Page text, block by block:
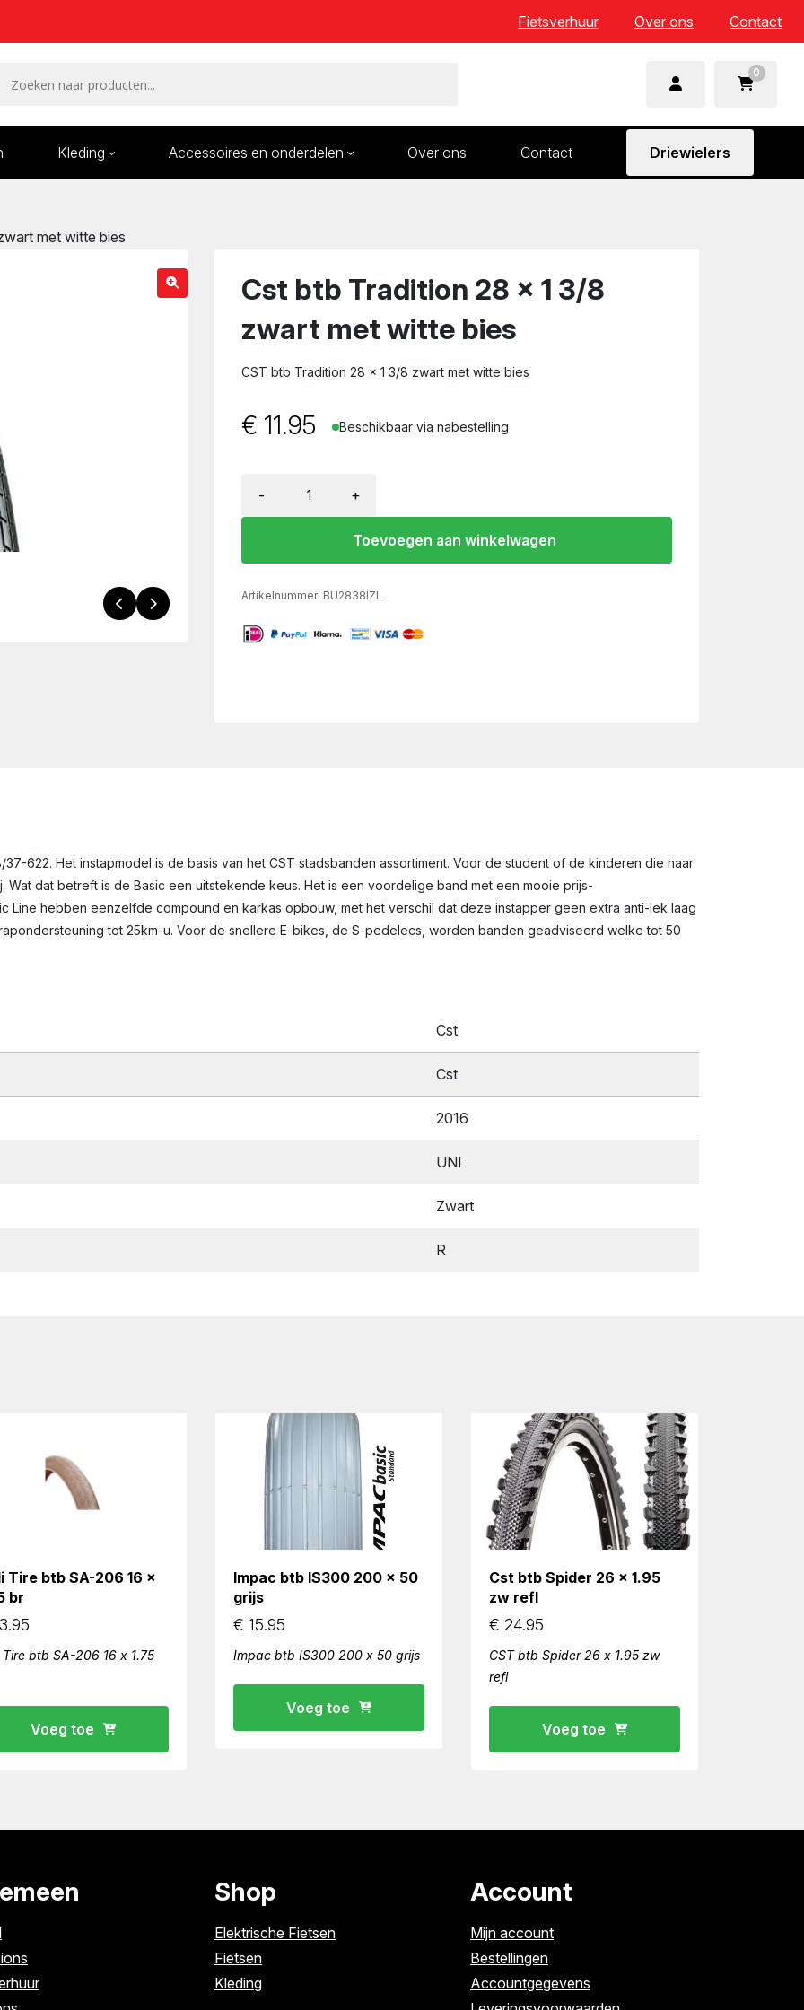
Fietsverhuur Over ons Contact
0
Kleding Accessoires en onderdelen
Onderdelen/Reparatie
Sturen
Over ons Contact Driewielers
met witte bies
Cst btb Tradition 28 x 1 3/8
zwart met witte bies
CST btb Tradition 28 x 1 3/8 zwart met witte bies
€ 11.95 Beschikbaar via nabestelling
- +
Toevoegen aan winkelwagen
Artikelnummer: BU2838IZL
622. Het instapmodel is de basis van het CST stadsbanden assortiment. Voor de student of de kinderen die naar
dat betreft is de Basic een uitstekende keus. Het is een voordelige band met een mooie prijs-
Line hebben eenzelfde compound en karkas opbouw, met het verschil dat deze instapper geen extra anti-lek laag
tot 25km-u. Voor de snellere E-bikes, de S-pedelecs, worden banden geadviseerd welke tot 50
Cst
Cst
2016
UNI
Zwart
R
Tire btb SA-206 16 x
br
Tire btb SA-206 16 x 1.75
Voeg toe
Impac btb IS300 200 x 50
grijs
€ 15.95
Impac btb IS300 200 x 50 grijs
Voeg toe
Cst btb Spider 26 x 1.95
zw refl
€ 24.95
CST btb Spider 26 x 1.95 zw
refl
Voeg toe
Shop
Elektrische Fietsen
Fietsen
Kleding
Account
Mijn account
Bestellingen
Accountgegevens